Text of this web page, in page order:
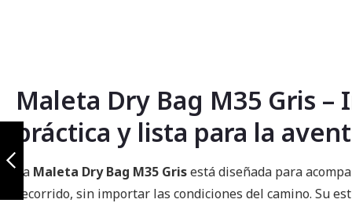
Maleta Dry Bag
M35 Negro
Anterior
Maleta Dry Bag M35 Gris –
práctica y lista para la
La Maleta Dry Bag M35 Grisestá diseñada para
recorrido, sin importar las condiciones del camino. Su